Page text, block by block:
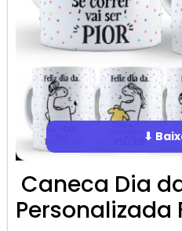
⬇
Caneca Dia
Personalizada